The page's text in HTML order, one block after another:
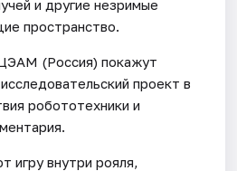
и другие незримые
пространство.
(Россия) покажут
проект в
робототехники и
игру внутри рояля,